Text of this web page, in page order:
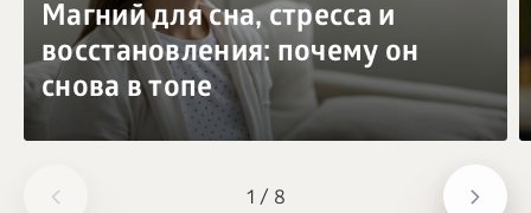
1 / 8
Магний для сна, стресса и
восстановления: почему он
снова в топе